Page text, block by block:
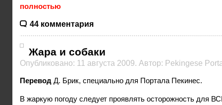
полностью
44 комментария
Жара и собаки
Опубликовано: 11 августа 2009. Автор: Pekingese
ПереводД. Брик, специально для Портала Пекинес.
В жаркую погоду следует проявлять осторожность для